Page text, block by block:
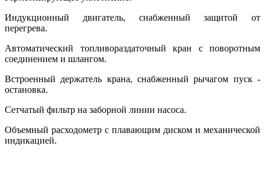
Индукционный двигатель, снабженный защитой от
перегрева.
Автоматический топливораздаточный кран с поворотным
соединением и шлангом.
Встроенный держатель крана, снабженный рычагом пуск -
остановка.
Сетчатый фильтр на заборной линии насоса.
Объемный расходометр с плавающим диском и механической
индикацией.